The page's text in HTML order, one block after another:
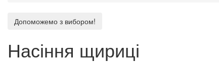
Допоможемо з вибором!
Насіння щириці